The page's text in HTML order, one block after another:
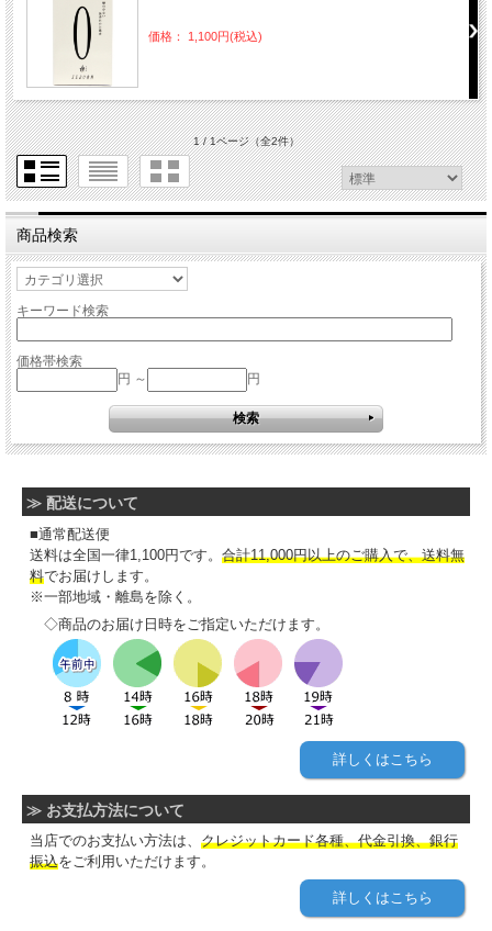
価格： 1,100円(税込)
1 / 1ページ（全2件）
商品検索
キーワード検索
価格帯検索
円 ～
円
≫ 配送について
■通常配送便
送料は全国一律1,100円です。 合計11,000円以上のご購入で、送料無
料でお届けします。
※一部地域・離島を除く。
◇商品のお届け日時をご指定いただけます。
詳しくはこちら
≫ お支払方法について
当店でのお支払い方法は、 クレジットカード各種、代金引換、銀行
振込をご利用いただけます。
詳しくはこちら